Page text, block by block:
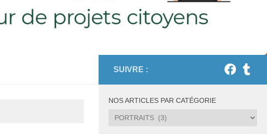
SUIVRE :
NOS ARTICLES PAR CATÉGORIE
Nos